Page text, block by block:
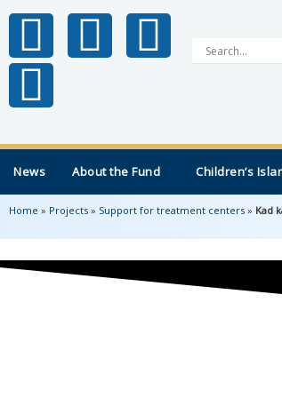
News About the Fund Children’s
Home » Projects » Support for treatment centers » Kad